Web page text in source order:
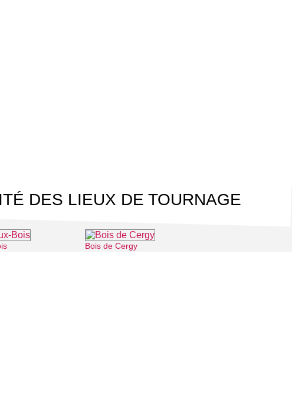
DES LIEUX DE TOURNAGE
Bois de Cergy